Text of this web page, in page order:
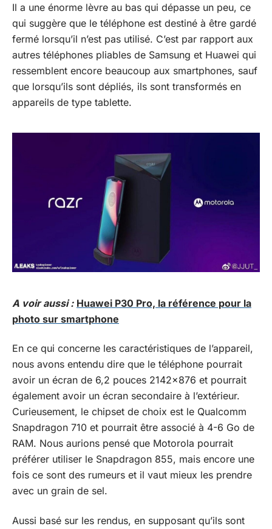
Il a une énorme lèvre au bas qui dépasse un peu, ce
qui suggère que le téléphone est destiné à être gardé
fermé lorsqu’il n’est pas utilisé. C’est par rapport aux
autres téléphones pliables de Samsung et Huawei qui
ressemblent encore beaucoup aux smartphones, sauf
que lorsqu’ils sont dépliés, ils sont transformés en
appareils de type tablette.
A voir aussi : Huawei P30 Pro, la référence pour la
photo sur smartphone
En ce qui concerne les caractéristiques de l’appareil,
nous avons entendu dire que le téléphone pourrait
avoir un écran de 6,2 pouces 2142×876 et pourrait
également avoir un écran secondaire à l’extérieur.
Curieusement, le chipset de choix est le Qualcomm
Snapdragon 710 et pourrait être associé à 4-6 Go de
RAM. Nous aurions pensé que Motorola pourrait
préférer utiliser le Snapdragon 855, mais encore une
fois ce sont des rumeurs et il vaut mieux les prendre
avec un grain de sel.
Aussi basé sur les rendus, en supposant qu’ils sont